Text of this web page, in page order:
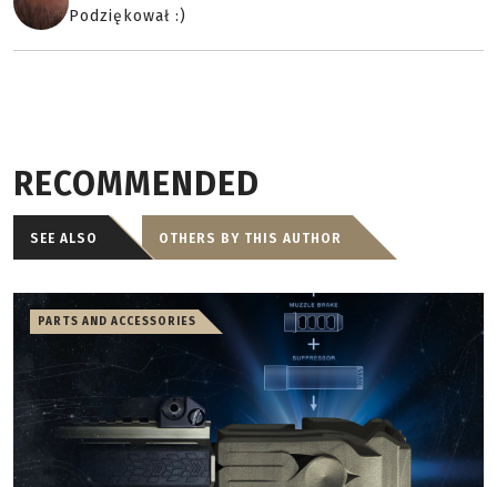
Podziękował :)
RECOMMENDED
SEE ALSO OTHERS BY THIS AUTHOR
PARTS AND ACCESSORIES